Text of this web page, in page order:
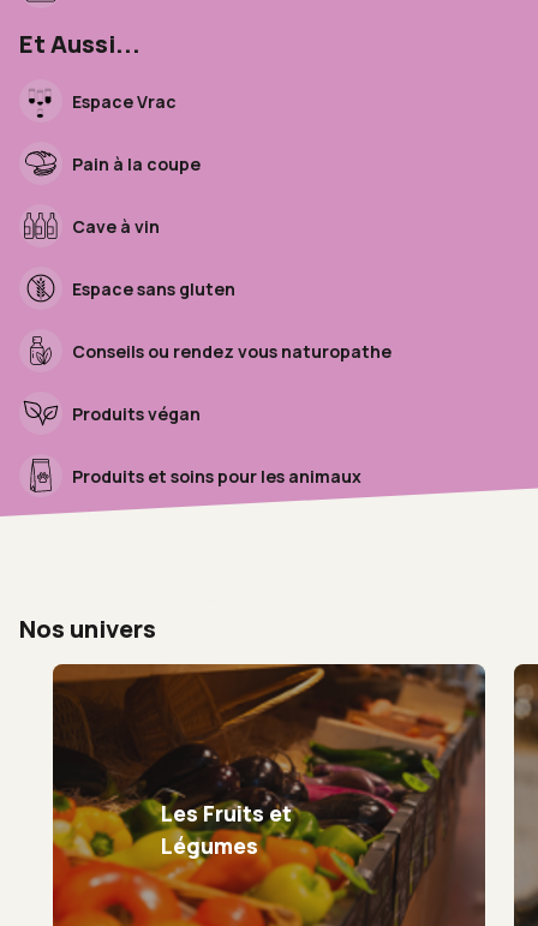
Et Aussi...
Espace Vrac
Pain à la coupe
Cave à vin
Espace sans gluten
Conseils ou rendez vous naturopathe
Produits végan
Produits et soins pour les animaux
Nos univers
Les Fruits et
Légumes